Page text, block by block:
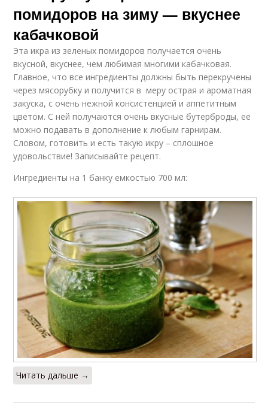
помидоров на зиму — вкуснее
кабачковой
Эта икра из зеленых помидоров получается очень
вкусной, вкуснее, чем любимая многими кабачковая.
Главное, что все ингредиенты должны быть перекручены
через мясорубку и получится в меру острая и ароматная
закуска, с очень нежной консистенцией и аппетитным
цветом. С ней получаются очень вкусные бутерброды, ее
можно подавать в дополнение к любым гарнирам.
Словом, готовить и есть такую икру – сплошное
удовольствие! Записывайте рецепт.
Ингредиенты на 1 банку емкостью 700 мл:
Читать дальше →